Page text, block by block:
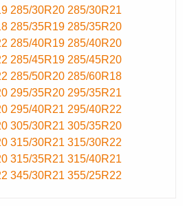
285/30R20 285/30R21
285/35R19 285/35R20
285/40R19 285/40R20
285/45R19 285/45R20
285/50R20 285/60R18
295/35R20 295/35R21
295/40R21 295/40R22
305/30R21 305/35R20
315/30R21 315/30R22
315/35R21 315/40R21
345/30R21 355/25R22